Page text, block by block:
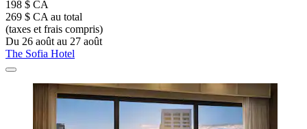
198 $ CA
269 $ CA au total
(taxes et frais compris)
Du 26 août au 27 août
The Sofia Hotel